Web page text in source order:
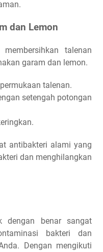
dan Lemon
talenan
garam dan lemon.
talenan.
setengah potongan
antibakteri alami yang
dan menghilangkan
dengan benar sangat
bakteri dan
Dengan mengikuti